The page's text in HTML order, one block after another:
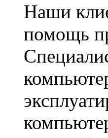
Наши
помощь